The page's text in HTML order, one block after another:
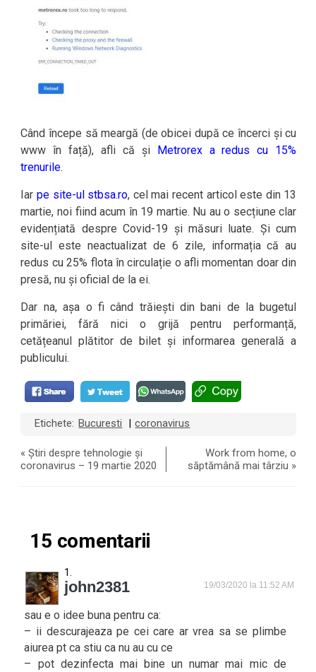
Când începe să meargă (de obicei după ce încerci și cu
www în față), afli că și Metrorex a redus cu 15%
trenurile.
Iarpe site-ul stbsa.ro, cel mai recent articol este din 13
martie, noi fiind acum în 19 martie. Nu au o secțiune clar
evidențiată despre Covid-19 și măsuri luate. Și cum
site-ul este neactualizat de 6 zile, informația că au
redus cu 25% flota în circulație o afli momentan doar din
presă, nu și oficial de la ei.
Dar na, așa o fi când trăiești din bani de la bugetul
primăriei, fără nici o grijă pentru performanță,
cetățeanul plătitor de bilet și informarea generală a
publicului.
Etichete: Bucuresti coronavirus
«Știri despre tehnologie și
coronavirus – 19 martie 2020
Work from home, o
săptămână mai târziu »
15 comentarii
john2381 19/03/2020 la 11:52 AM
sau e o idee buna pentru ca:
– ii descurajeaza pe cei care ar vrea sa se plimbe
aiurea pt ca stiu ca nu au cu ce
– pot dezinfecta mai bine un numar mai mic de